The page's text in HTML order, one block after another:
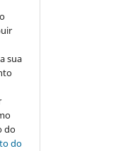
sua
do
do